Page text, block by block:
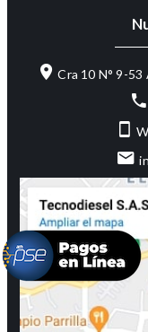
Cra 10 N° 9-53